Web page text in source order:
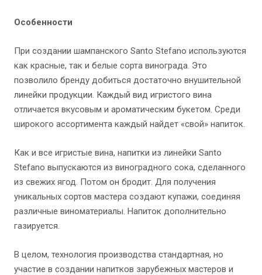
Особенности
При создании шампанского Santo Stefano используются
как красные, так и белые сорта винограда. Это
позволило бренду добиться достаточно внушительной
линейки продукции. Каждый вид игристого вина
отличается вкусовым и ароматическим букетом. Среди
широкого ассортимента каждый найдет «свой» напиток.
Как и все игристые вина, напитки из линейки Santo
Stefano выпускаются из виноградного сока, сделанного
из свежих ягод. Потом он бродит. Для получения
уникальных сортов мастера создают купажи, соединяя
различные виноматериалы. Напиток дополнительно
газируется.
В целом, технология производства стандартная, но
участие в создании напитков зарубежных мастеров и